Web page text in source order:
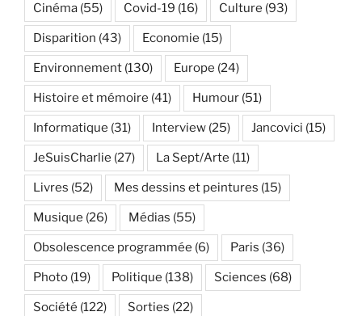
Cinéma (55) Covid-19 (16) Culture (93)
Disparition (43) Economie (15)
Environnement (130) Europe (24)
Histoire et mémoire (41) Humour (51)
Informatique (31) Interview (25) Jancovici (15)
JeSuisCharlie (27) La Sept/Arte (11)
Livres (52) Mes dessins et peintures (15)
Musique (26) Médias (55)
Obsolescence programmée (6) Paris (36)
Photo (19) Politique (138) Sciences (68)
Société (122) Sorties (22)